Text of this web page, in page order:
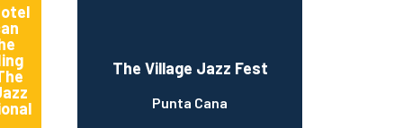
The Village Jazz Fest
Punta Cana